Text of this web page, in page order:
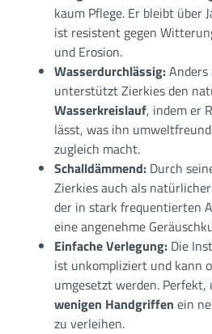
kaum Pflege. Er bleibt über
ist resistent gegen
und Erosion.
Wasserdurchlässig:Anders
unterstützt Zierkies den
Wasserkreislauf, indem er
lässt, was ihn
zugleich macht.
Schalldämmend:Durch
Zierkies auch als natürlicher
der in stark frequentierten
eine angenehme
Einfache Verlegung:Die
ist unkompliziert und kann
umgesetzt werden.
wenigen Handgriffen ein
zu verleihen.